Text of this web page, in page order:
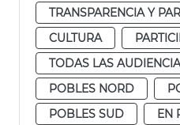
TRANSPARENCIA Y
CULTURA
TODAS LAS
POBLES NORD
POBLES SUD
EN